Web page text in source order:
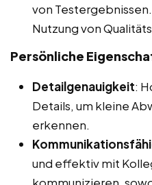
von
Nutzung von
Persönliche
Detailgenauigkeit:
Details, um kleine
erkennen.
und effektiv mit